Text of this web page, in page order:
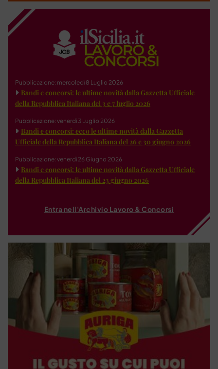
Pubblicazione: mercoledì 8 Luglio 2026
Bandi e concorsi: le ultime novità dalla Gazzetta Ufficiale
della Repubblica Italiana del 3 e 7 luglio 2026
Pubblicazione: venerdì 3 Luglio 2026
Bandi e concorsi: ecco le ultime novità dalla Gazzetta
Ufficiale della Repubblica Italiana del 26 e 30 giugno 2026
Pubblicazione: venerdì 26 Giugno 2026
Bandi e concorsi: le ultime novità dalla Gazzetta Ufficiale
della Repubblica Italiana del 23 giugno 2026
Entra nell'Archivio Lavoro & Concorsi